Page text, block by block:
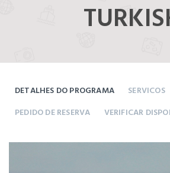
DETALHES DO PROGRAMA
SERVICOS
PEDIDO DE RESERVA
VERIFICAR